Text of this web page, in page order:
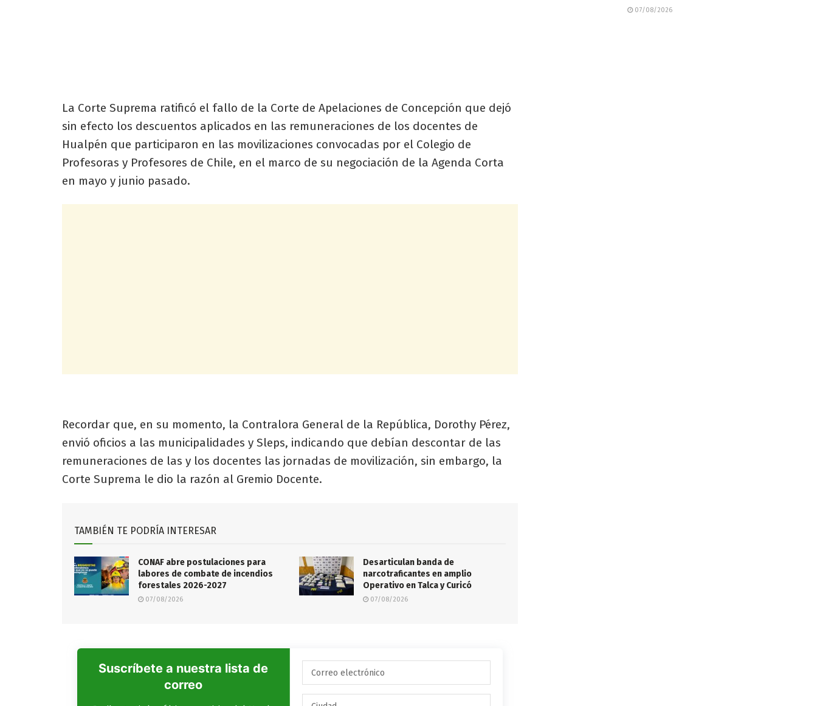
La Corte Suprema ratificó el fallo de la Corte de Apelaciones de Concepción que dejó
sin efecto los descuentos aplicados en las remuneraciones de los docentes de
Hualpén que participaron en las movilizaciones convocadas por el Colegio de
Profesoras y Profesores de Chile, en el marco de su negociación de la Agenda Corta
en mayo y junio pasado.
Recordar que, en su momento, la Contralora General de la República, Dorothy Pérez,
envió oficios a las municipalidades y Sleps, indicando que debían descontar de las
remuneraciones de las y los docentes las jornadas de movilización, sin embargo, la
Corte Suprema le dio la razón al Gremio Docente.
TAMBIÉN TE PODRÍA INTERESAR
CONAF abre postulaciones para
labores de combate de incendios
forestales 2026-2027
07/08/2026
Desarticulan banda de
narcotraficantes en amplio
Operativo en Talca y Curicó
07/08/2026
Suscríbete a nuestra lista de
correo
07/08/2026